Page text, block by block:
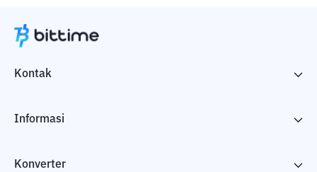
Kontak
Informasi
Konverter